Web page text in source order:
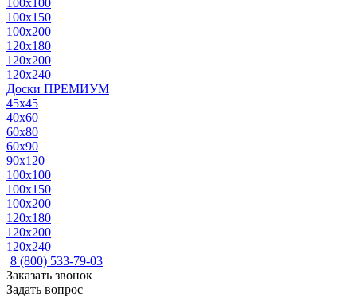
100x100
100x150
100x200
120x180
120x200
120x240
Доски ПРЕМИУМ
45x45
40x60
60x80
60x90
90x120
100x100
100x150
100x200
120x180
120x200
120x240
8 (800) 533-79-03
Заказать звонок
Задать вопрос